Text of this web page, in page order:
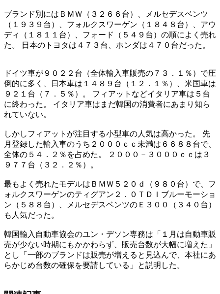
ブランド別にはＢＭＷ（３２６６台）、メルセデスベンツ
（１９３９台）、フォルクスワーゲン（１８４８台）、アウ
ディ（１８１１台）、フォード（５４９台）の順によく売れ
た。 日本のトヨタは４７３台、ホンダは４７０台だった。
ドイツ車が９０２２台（全体輸入車販売の７３．１％）で圧
倒的に多く、日本車は１４８９台（１２．１％）、米国車は
９２１台（７．５％）。 フィアットなどイタリア車は５台
に終わった。 イタリア車はまだ韓国の消費者にあまり知ら
れていない。
しかしフィアットが注目する小型車の人気は高かった。 先
月登録した輸入車のうち２０００ｃｃ未満は６６８８台で、
全体の５４．２％を占めた。 ２０００－３０００ｃｃは３
９７７台（３２．２％）。
最もよく売れたモデルはＢＭＷ５２０ｄ（９８０台）で、フ
ォルクスワーゲンのティグアン２．０ＴＤＩブルーモーショ
ン（５８８台）、メルセデスベンツのＥ３００（３４０台）
も人気だった。
韓国輸入自動車協会のユン・デソン専務は「１月は自動車販
売が少ない時期にもかかわらず、販売台数が大幅に増えた」
とし「一部のブランドは販売が増えると見込んで、本社にあ
らかじめ台数の確保を要請している」と説明した。